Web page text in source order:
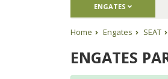
ENGATES
Home Engates SEAT
ENGATES